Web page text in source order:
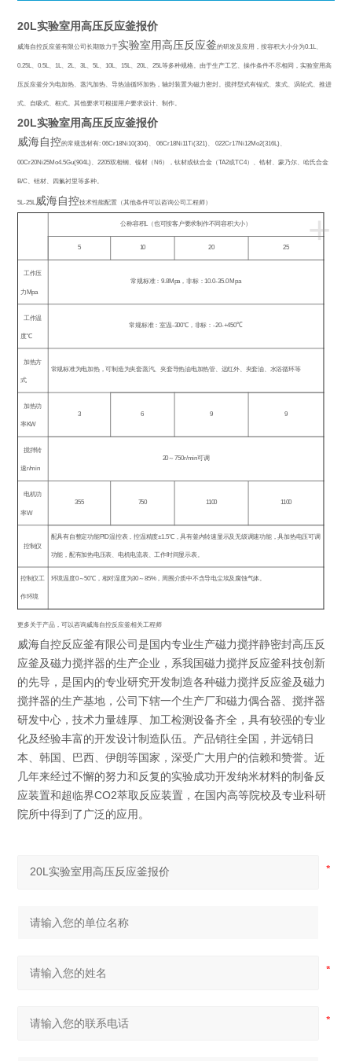
20L实验室用高压反应釜报价
威海自控反应釜有限公司长期致力于实验室用高压反应釜的研发及应用，按容积大小分为0.1L、
0.25L、0.5L、1L、2L、3L、5L、10L、15L、20L、25L等多种规格。由于生产工艺、操作条件不尽相同，实验室用高
压反应釜分为电加热、蒸汽加热、导热油循环加热，轴封装置为磁力密封。搅拌型式有锚式、浆式、涡轮式、推进
式、自吸式、框式。其他要求可根据用户要求设计、制作。
20L实验室用高压反应釜报价
威海自控的常规选材有: 06Cr18Ni10(304) 、06Cr18Ni11Ti(321) 、022Cr17Ni12Mo2(316L) 、
00Cr20Ni25Mo4.5Gu(904L) 、2205双相钢、镍材（ N6），钛材或钛合金（TA2或TC4）、锆材、蒙乃尔、哈氏合金
B/C、钽材、四氟衬里等多种。
5L-25L 威海自控技术性能配置（其他条件可以咨询公司工程师）
+
公称容积L （也可按客户要求制作不同容积大小）
5 10 20 25
工作压
力 Mpa
常规标准：9.8Mpa，非标：10.0-35.0 Mpa
工作温
度℃
常规标准：室温-300℃ ，非标：-20-+450℃
加热方
式
常规标准为电加热，可制造为夹套蒸汽、夹套导热油电加热管、远红外、夹套油、水浴循环等
加热功
率KW
3 6 9 9
搅拌转
速r/min
20 ～750r/min可调
电机功
率W
355 750 1100 1100
控制仪
配具有自整定功能PID温控表，控温精度±1.5℃，具有釜内转速显示及无级调速功能，具加热电压可调
功能，配有加热电压表、电机电流表、工作时间显示表。
控制仪工
作环境
环境温度0～50℃ ，相对湿度为30 ～85%，周围介质中不含导电尘埃及腐蚀气体。
更多关于产品，可以咨询威海自控反应釜相关工程师
威海自控反应釜有限公司是国内专业生产磁力搅拌静密封高压反
应釜及磁力搅拌器的生产企业，系我国磁力搅拌反应釜科技创新
的先导，是国内的专业研究开发制造各种磁力搅拌反应釜及磁力
搅拌器的生产基地，公司下辖一个生产厂和磁力偶合器、搅拌器
研发中心，技术力量雄厚、加工检测设备齐全，具有较强的专业
化及经验丰富的开发设计制造队伍。产品销往全国，并远销日
本、韩国、巴西、伊朗等国家，深受广大用户的信赖和赞誉。近
几年来经过不懈的努力和反复的实验成功开发纳米材料的制备反
应装置和超临界CO2萃取反应装置，在国内高等院校及专业科研
院所中得到了广泛的应用。